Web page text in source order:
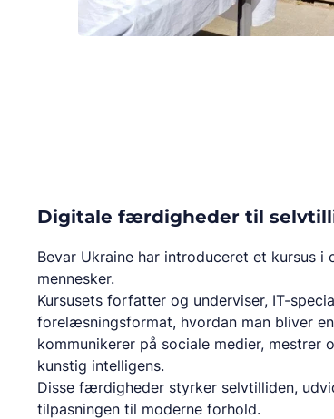
Digitale færdigheder til
Bevar Ukraine har introduceret et
mennesker.
Kursusets forfatter og underviser, IT-
forelæsningsformat, hvordan man bliver
kommunikerer på sociale medier, mestrer
kunstig intelligens.
Disse færdigheder styrker selvtilliden,
tilpasningen til moderne forhold.